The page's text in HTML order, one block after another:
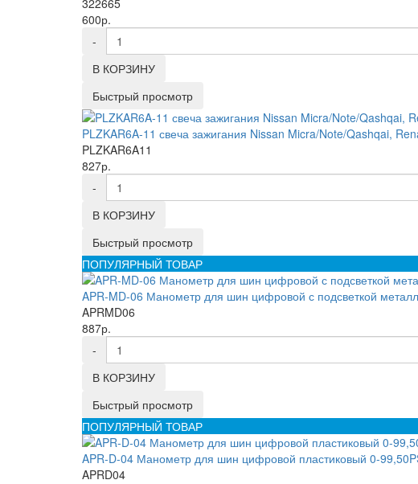
322665
600р.
-
В КОРЗИНУ
Быстрый просмотр
PLZKAR6A-11 свеча зажигания Nissan Micra/Note/Qashqai,
PLZKAR6A11
827р.
-
В КОРЗИНУ
Быстрый просмотр
ПОПУЛЯРНЫЙ ТОВАР
APR-MD-06 Манометр для шин цифровой с подсветкой
APRMD06
887р.
-
В КОРЗИНУ
Быстрый просмотр
ПОПУЛЯРНЫЙ ТОВАР
APR-D-04 Манометр для шин цифровой пластиковый 0-
APRD04